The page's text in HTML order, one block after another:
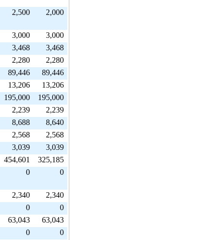
2,500 2,000
3,000
3,000
3,468
3,468
2,280
2,280
89,446
89,446
13,206
13,206
195,000
195,000
2,239
2,239
8,688
8,640
2,568
2,568
3,039
3,039
454,601
325,185
0 0
2,340
2,340
0
0
63,043
63,043
0
0